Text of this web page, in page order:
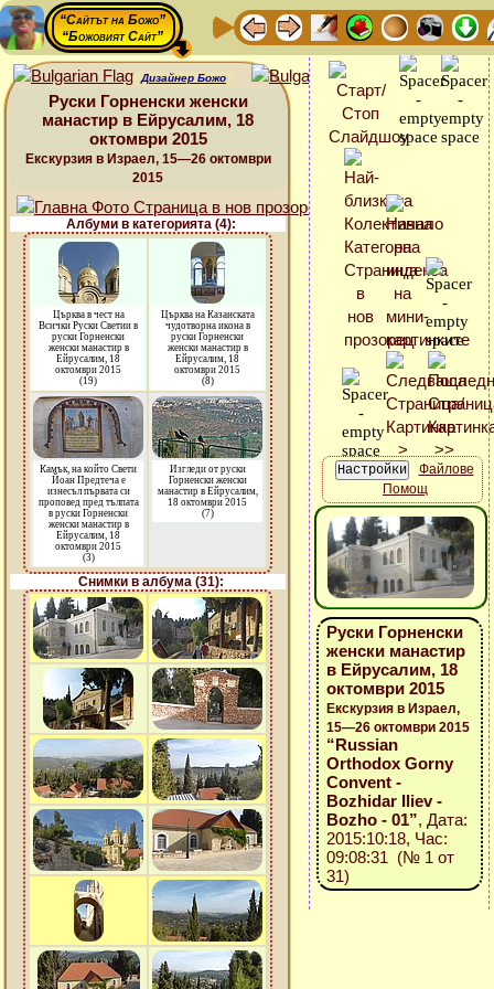
“Сайтът на Божо”
“Божовият Сайт”
Дизайнер Божо
Руски Горненски женски
манастир в Ейрусалим, 18
октомври 2015
Екскурзия в Израел, 15—26 октомври
2015
Албуми в категорията (4):
Църква в чест на
Всички Руски Светии в
руски Горненски
женски манастир в
Ейрусалим, 18
октомври 2015
(19)
Църква на Казанската
чудотворна икона в
руски Горненски
женски манастир в
Ейрусалим, 18
октомври 2015
(8)
Камък, на който Свети
Йоан Предтеча е
изнесъл първата си
проповед пред тълпата
в руски Горненски
женски манастир в
Ейрусалим, 18
октомври 2015
(3)
Изгледи от руски
Горненски женски
манастир в Ейрусалим,
18 октомври 2015
(7)
Снимки в албума (31):
Файлове
Помощ
Руски Горненски
женски манастир
в Ейрусалим, 18
октомври 2015
Екскурзия в Израел,
15—26 октомври 2015
“Russian
Orthodox Gorny
Convent -
Bozhidar Iliev -
Bozho - 01”, Дата:
2015:10:18, Час:
09:08:31 (№ 1 от
31)